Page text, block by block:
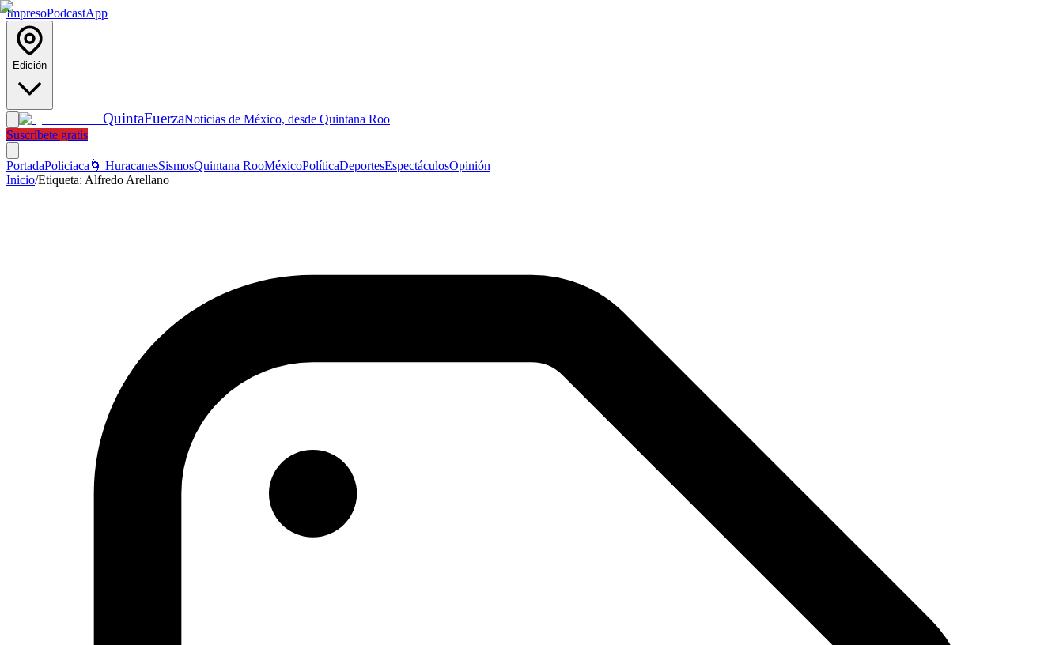
ImpresoPodcastApp
Edición
QuintaFuerzaNoticias de México, desde Quintana Roo
Suscríbete gratis
PortadaPoliciaca 🌀 HuracanesSismosQuintana RooMéxicoPolíticaDeportesEspectáculosOpinión
Inicio/Etiqueta: Alfredo Arellano